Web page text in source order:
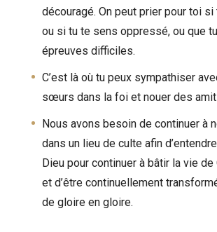
découragé. On peut prier pour toi si
ou si tu te sens oppressé, ou que
épreuves difficiles.
C’est là où tu peux sympathiser
sœurs dans la foi et nouer des
Nous avons besoin de continuer à
dans un lieu de culte afin
Dieu pour continuer à bâtir la vie
et d’être continuellement
de gloire en gloire.